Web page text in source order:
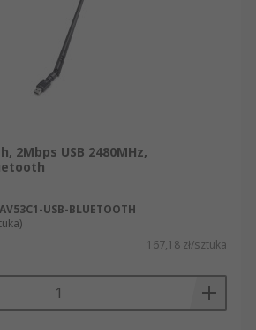
2Mbps USB 2480MHz,
AV53C1-USB-BLUETOOTH
167,18 zł/sztuka